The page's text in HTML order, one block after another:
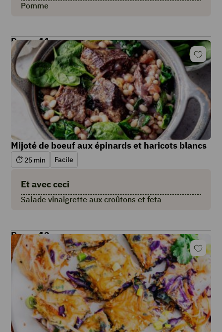
Pomme
Repas 11
Mijoté de boeuf aux épinards et haricots blancs
25 min Facile
Et avec ceci
Salade vinaigrette aux croûtons et feta
Repas 12